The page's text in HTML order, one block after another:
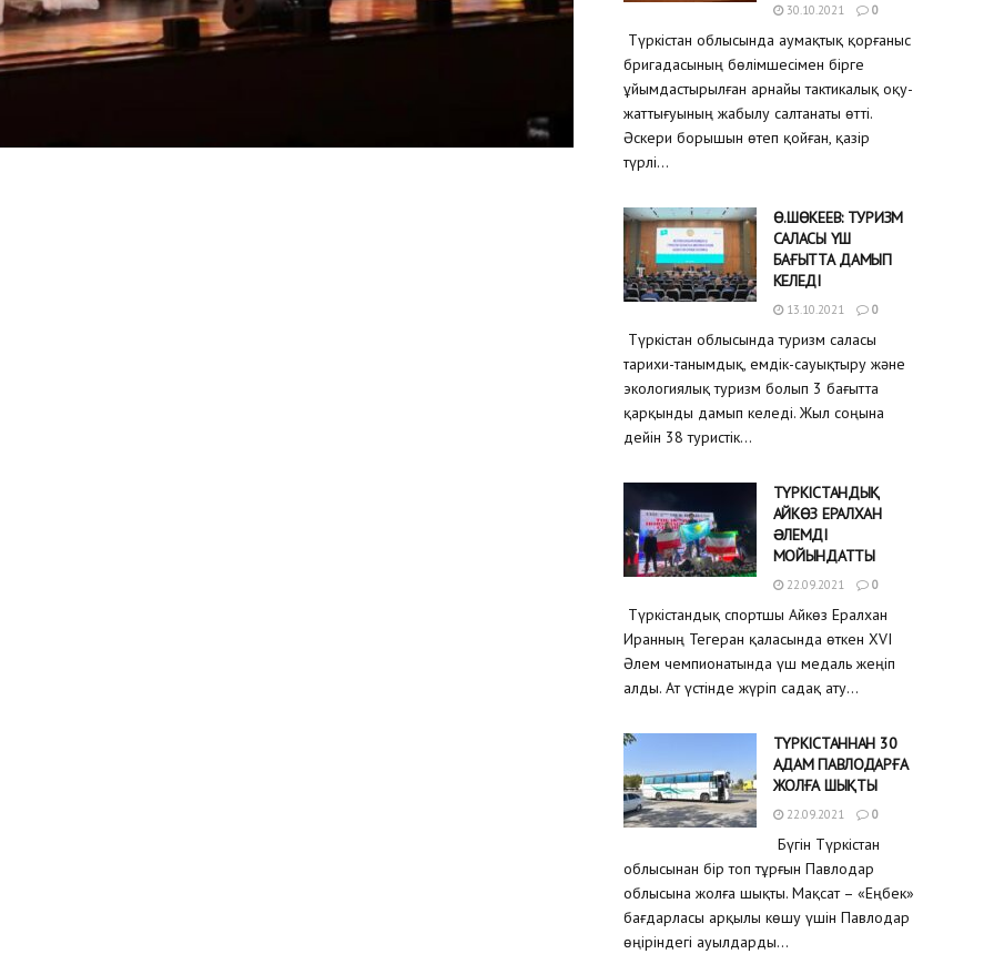
30.10.2021 0
Түркістан облысында аумақтық қорғаныс
бригадасының бөлімшесімен бірге
ұйымдастырылған арнайы тактикалық оқу-
жаттығуының жабылу салтанаты өтті.
Әскери борышын өтеп қойған, қазір
түрлі...
Ө.ШӨКЕЕВ: ТУРИЗМ
САЛАСЫ ҮШ
БАҒЫТТА ДАМЫП
КЕЛЕДІ
13.10.2021 0
Түркістан облысында туризм саласы
тарихи-танымдық, емдік-сауықтыру және
экологиялық туризм болып 3 бағытта
қарқынды дамып келеді. Жыл соңына
дейін 38 туристік...
ТҮРКІСТАНДЫҚ
АЙКӨЗ ЕРАЛХАН
ƏЛЕМДІ
МОЙЫНДАТТЫ
22.09.2021 0
Түркістандық спортшы Айкөз Ералхан
Иранның Тегеран қаласында өткен XVI
Әлем чемпионатында үш медаль жеңіп
алды. Ат үстінде жүріп садақ ату...
ТҮРКІСТАННАН 30
АДАМ ПАВЛОДАРҒА
ЖОЛҒА ШЫҚТЫ
22.09.2021 0
Бүгін Түркістан
облысынан бір топ тұрғын Павлодар
облысына жолға шықты. Мақсат – «Еңбек»
бағдарласы арқылы көшу үшін Павлодар
өңіріндегі ауылдарды...